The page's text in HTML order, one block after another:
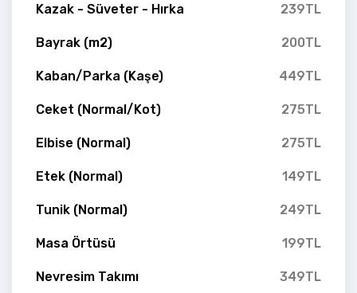
Kazak - Süveter - Hırka 239TL
Bayrak (m2) 200TL
Kaban/Parka (Kaşe) 449TL
Ceket (Normal/Kot) 275TL
Elbise (Normal) 275TL
Etek (Normal) 149TL
Tunik (Normal) 249TL
Masa Örtüsü 199TL
Nevresim Takımı 349TL